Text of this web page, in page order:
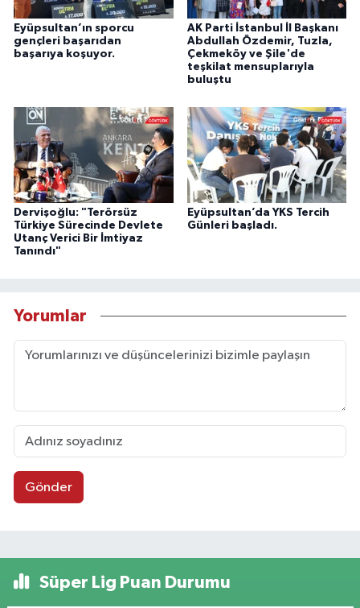
Eyüpsultan’ın sporcu
gençleri başarıdan
başarıya koşuyor.
AK Parti İstanbul İl Başkanı
Abdullah Özdemir, Tuzla,
Çekmeköy ve Şile'de
teşkilat mensuplarıyla
buluştu
Dervişoğlu: "Terörsüz
Türkiye Sürecinde Devlete
Utanç Verici Bir İmtiyaz
Tanındı"
Eyüpsultan’da YKS Tercih
Günleri başladı.
Yorumlar
Gönder
Süper Lig Puan Durumu